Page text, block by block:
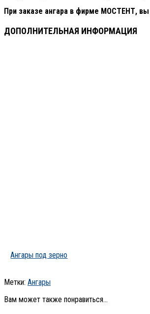
При заказе ангара в фирме МОСТЕНТ,
ДОПОЛНИТЕЛЬНАЯ ИНФОРМАЦИЯ
Ангары под зерно
Метки: Ангары
Вам может также понравиться...